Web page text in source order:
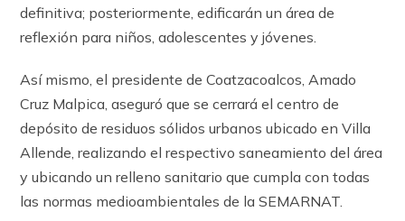
definitiva; posteriormente, edificarán un área de
reflexión para niños, adolescentes y jóvenes.
Así mismo, el presidente de Coatzacoalcos, Amado
Cruz Malpica, aseguró que se cerrará el centro de
depósito de residuos sólidos urbanos ubicado en Villa
Allende, realizando el respectivo saneamiento del área
y ubicando un relleno sanitario que cumpla con todas
las normas medioambientales de la SEMARNAT.